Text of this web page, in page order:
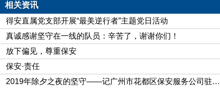
相关资讯
得安直属党支部开展“最美逆行者”主题党日活动
真诚感谢坚守在一线的队员：辛苦了，谢谢你们！
放下偏见，尊重保安
保安·责任
2019年除夕之夜的坚守——记广州市花都区保安服务公司驻花都火车站保安队